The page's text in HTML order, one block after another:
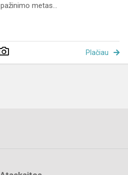
pažinimo metas...
Plačiau